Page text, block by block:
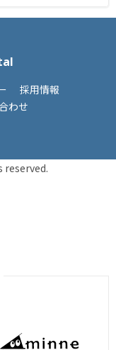
採用情報
わせ
reserved.